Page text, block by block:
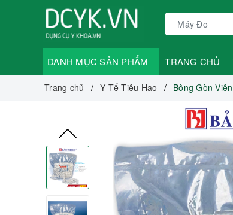
DANH MỤC SẢN PHẨM TRANG CHỦ
Trang chủ Y Tế Tiêu Hao Bông Gòn